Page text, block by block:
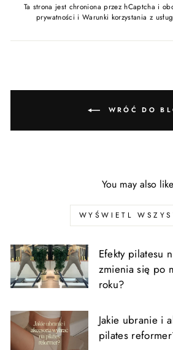
Ta strona jest chroniona przez hCaptcha i
prywatności i Warunki korzystania z
WRÓĆ DO
You may also like
WYŚWIETL
Efekty pilatesu
zmienia się po
roku?
Jakie ubranie i
pilates